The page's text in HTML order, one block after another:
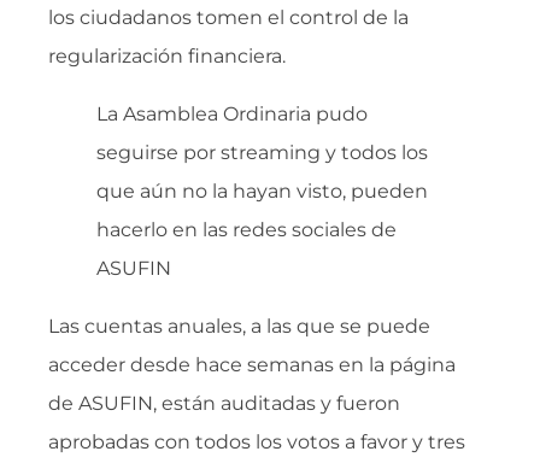
los ciudadanos tomen el control de la
regularización financiera.
La Asamblea Ordinaria pudo
seguirse por streaming y todos los
que aún no la hayan visto, pueden
hacerlo en las redes sociales de
ASUFIN
Las cuentas anuales, a las que se puede
acceder desde hace semanas en la página
de ASUFIN, están auditadas y fueron
aprobadas con todos los votos a favor y tres